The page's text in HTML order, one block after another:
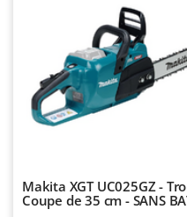
Makita XGT UC025GZ -
Coupe de 35 cm - SANS